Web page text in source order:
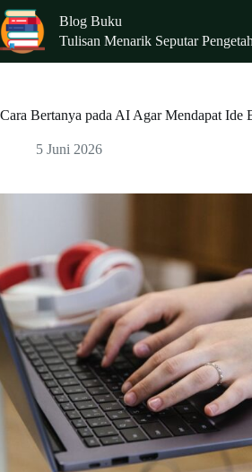
Skip
to
content
Blog Buku
Tulisan Menarik Seputar
Cara Bertanya pada AI Agar Mendapat Ide
5 Juni 2026